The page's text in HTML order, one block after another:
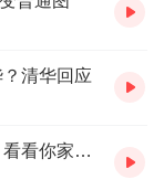
清华回应
多地迎初雪！今冬首场大范围雨雪将至，看看你家雪花何时到货